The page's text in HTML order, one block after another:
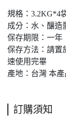
規格：3.2KG*4
成分：水、釀造
保存期限：一年
保存方法：請置
速使用完畢
產地：台灣 本
訂購須知